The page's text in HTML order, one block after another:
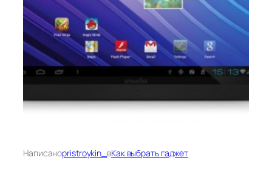
Написаноpristroykin_ вКак выбрать гаджет